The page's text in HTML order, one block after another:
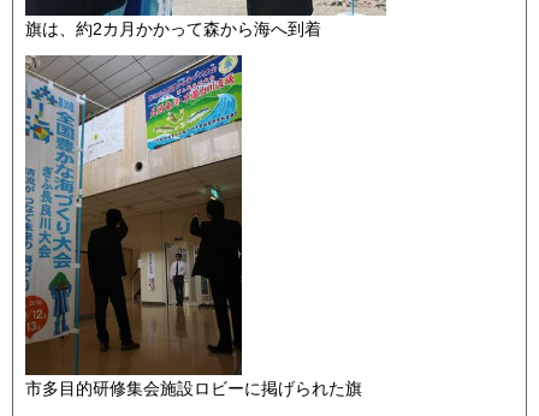
旗は、約2カ月かかって森から海へ到着
市多目的研修集会施設ロビーに掲げられた旗